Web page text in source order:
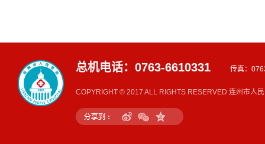
总机电话：0763-6610331 传真：
COPYRIGHT © 2017 ALL RIGHTS RESERVED 连州市人